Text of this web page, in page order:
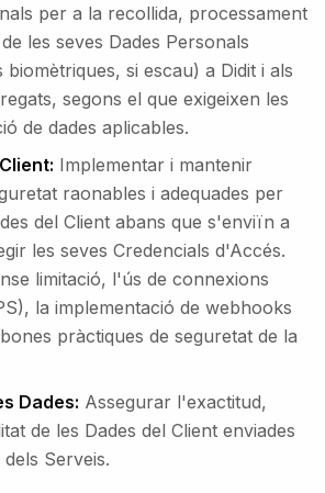
per a la recollida, processament
les seves Dades Personals
biomètriques, si escau) a Didit i als
segons el que exigeixen les
de dades aplicables.
Implementar i mantenir
raonables i adequades per
del Client abans que s'enviïn a
les seves Credencials d'Accés.
limitació, l'ús de connexions
la implementació de webhooks
pràctiques de seguretat de la
Dades: Assegurar l'exactitud,
de les Dades del Client enviades
Serveis.